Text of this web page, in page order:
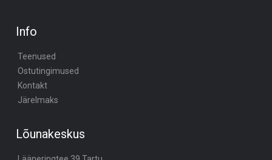
Info
Teenused
Ostutingimused
Kontakt
Järelmaks
Lõunakeskus